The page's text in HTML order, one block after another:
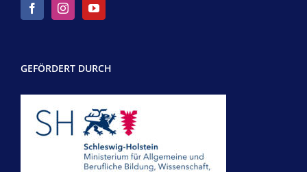
GEFÖRDERT DURCH